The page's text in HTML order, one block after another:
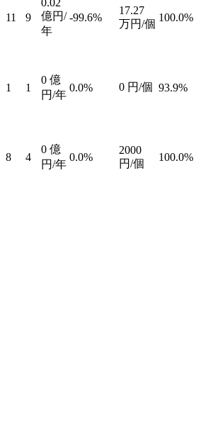
11 9
0.02
億円/
年
-99.6%
17.27
万円/個
100.0%
1 1
0 億
円/年
0.0% 0 円/個 93.9%
8 4
0 億
円/年
0.0%
2000
円/個
100.0%